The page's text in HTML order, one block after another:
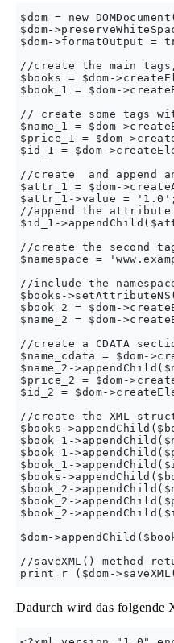
$dom = new
$dom-
$dom->formatOutput =
//create the main
$books = $dom-
$book_1 = $dom-
// create some tags
$name_1 = $dom-
$price_1 = $dom-
$id_1 = $dom-
//create  and append
$attr_1 = $dom-
$attr_1->value = '1.0';
//append the attribute
$id_1-
//create the second
$namespace =
//include the
$books-
$book_2 = $dom-
$name_2 = $dom-
//create a CDATA
$name_cdata = $dom-
$name_2-
$price_2 = $dom-
$id_2 = $dom-
//create the XML
$books-
$book_1-
$book_1-
$book_1-
$books-
$book_2-
$book_2-
$book_2-
$dom-
//saveXML() method
Dadurch wird das folgende